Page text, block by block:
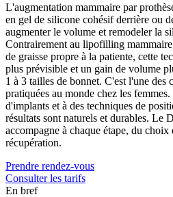
L'augmentation mammaire par
en gel de silicone cohésif derrière ou
augmenter le volume et remodeler la
Contrairement au lipofilling
de graisse propre à la patiente, cette
plus prévisible et un gain de volume
1 à 3 tailles de bonnet. C'est l'une des
pratiquées au monde chez les
d'implants et à des techniques de
résultats sont naturels et durables. Le
accompagne à chaque étape, du choix
récupération.
Prendre rendez-vous
Consulter les tarifs
En bref